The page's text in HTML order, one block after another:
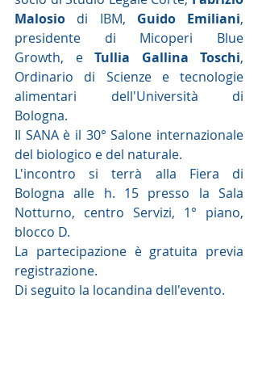
Malosio di IBM, Guido Emiliani,
presidente di Micoperi Blue
Growth, e Tullia Gallina Toschi,
Ordinario di Scienze e tecnologie
alimentari dell'Università di
Bologna.
Il SANA è il 30° Salone internazionale
del biologico e del naturale.
L'incontro si terrà alla Fiera di
Bologna alle h. 15 presso la Sala
Notturno, centro Servizi, 1° piano,
blocco D.
La partecipazione è gratuita previa
registrazione.
Di seguito la locandina dell'evento.